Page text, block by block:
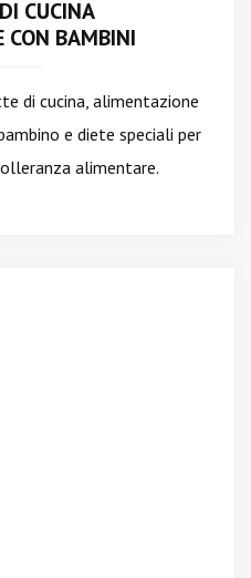
CUCINA
CON BAMBINI
di cucina, alimentazione
e diete speciali per
alimentare.